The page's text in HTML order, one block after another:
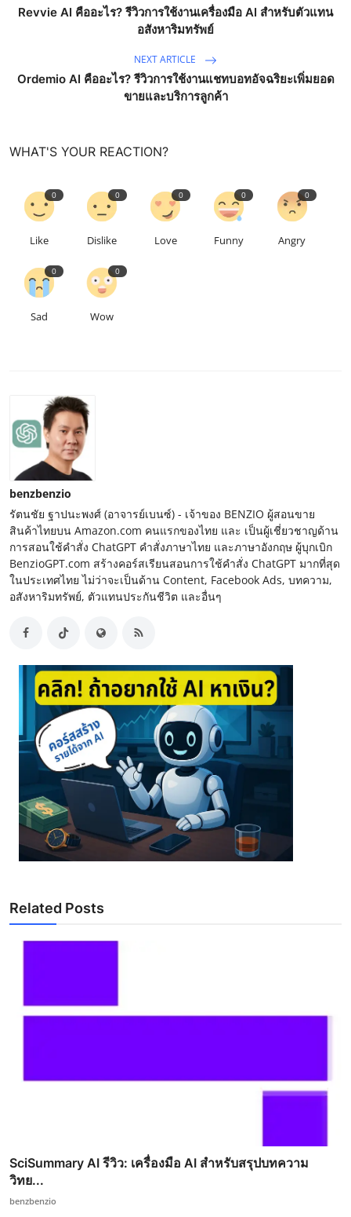
Revvie AI คืออะไร? รีวิวการใช้งานเครื่องมือ AI สำหรับตัวแทน
อสังหาริมทรัพย์
NEXT ARTICLE
Ordemio AI คืออะไร? รีวิวการใช้งานแชทบอทอัจฉริยะเพิ่มยอด
ขายและบริการลูกค้า
WHAT'S YOUR REACTION?
0
Like
0
Dislike
0
Love
0
Funny
0
Angry
0
Sad
0
Wow
benzbenzio
รัตนชัย ฐาปนะพงศ์ (อาจารย์เบนซ์) - เจ้าของ BENZIO ผู้สอนขาย
สินค้าไทยบน Amazon.com คนแรกของไทย และ เป็นผู้เชี่ยวชาญด้าน
การสอนใช้คำสั่ง ChatGPT คำสั่งภาษาไทย และภาษาอังกฤษ ผู้บุกเบิก
BenzioGPT.com สร้างคอร์สเรียนสอนการใช้คำสั่ง ChatGPT มากที่สุด
ในประเทศไทย ไม่ว่าจะเป็นด้าน Content, Facebook Ads, บทความ,
อสังหาริมทรัพย์, ตัวแทนประกันชีวิต และอื่นๆ
Related Posts
SciSummary AI รีวิว: เครื่องมือ AI สำหรับสรุปบทความ
วิทย...
benzbenzio